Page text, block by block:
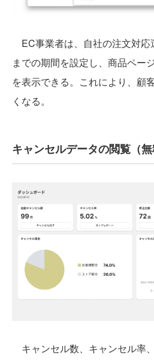
EC事業者は、自社の注文対応
までの期間を設定し、商品ペー
を表示できる。これにより、顧
くなる。
キャンセルデータの閲覧（無
キャンセル数、キャンセル率